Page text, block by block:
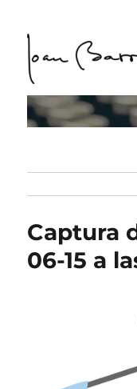
Captura
06-15 a